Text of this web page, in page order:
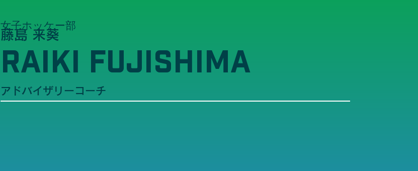
女子ホッケー部
藤島 来葵
RAIKI FUJISHIMA
アドバイザリーコーチ